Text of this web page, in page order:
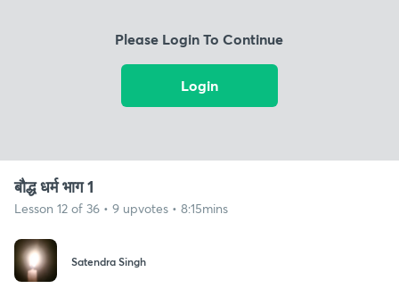
Please Login To Continue
Login
बौद्ध धर्म भाग 1
Lesson 12 of 36 • 9 upvotes • 8:15mins
Satendra Singh